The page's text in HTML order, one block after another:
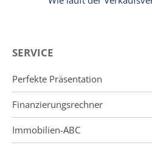
SERVICE
Perfekte Präsentation
Finanzierungsrechner
Immobilien-ABC